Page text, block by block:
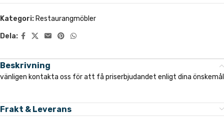
Kategori: Restaurangmöbler
Dela:
Beskrivning
vänligen kontakta oss för att få priserbjudandet enligt dina önskemål
Frakt & Leverans